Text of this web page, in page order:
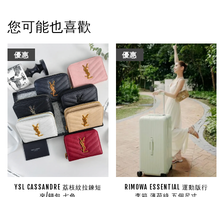
您可能也喜歡
優惠
YSL CASSANDRE 荔枝紋拉鍊短
夾/錢包 七色
優惠
RIMOWA ESSENTIAL 運動版行
李箱 薄荷綠 五個尺寸